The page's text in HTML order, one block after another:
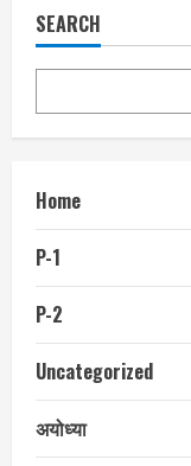
SEARCH
Home
P-1
P-2
Uncategorized
अयोध्या